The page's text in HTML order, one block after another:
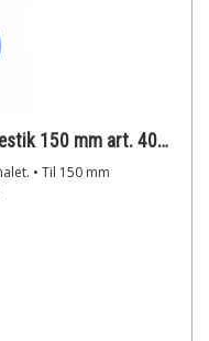
Diesella Drejeskive for bænkskruestik 150 mm art. 40030350
• Til 150 mm